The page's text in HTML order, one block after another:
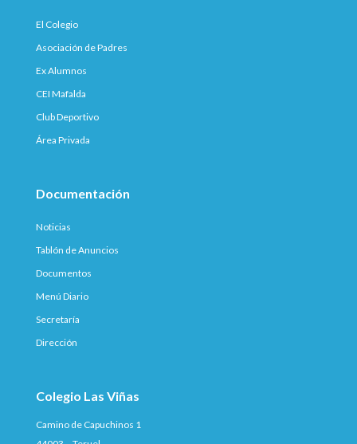
El Colegio
Asociación de Padres
Ex Alumnos
CEI Mafalda
Club Deportivo
Área Privada
Documentación
Noticias
Tablón de Anuncios
Documentos
Menú Diario
Secretaría
Dirección
Colegio Las Viñas
Camino de Capuchinos 1